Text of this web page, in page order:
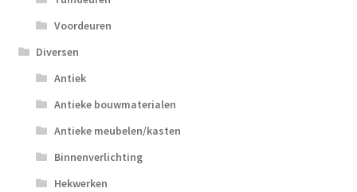
Voordeuren
Diversen
Antiek
Antieke bouwmaterialen
Antieke meubelen/kasten
Binnenverlichting
Hekwerken